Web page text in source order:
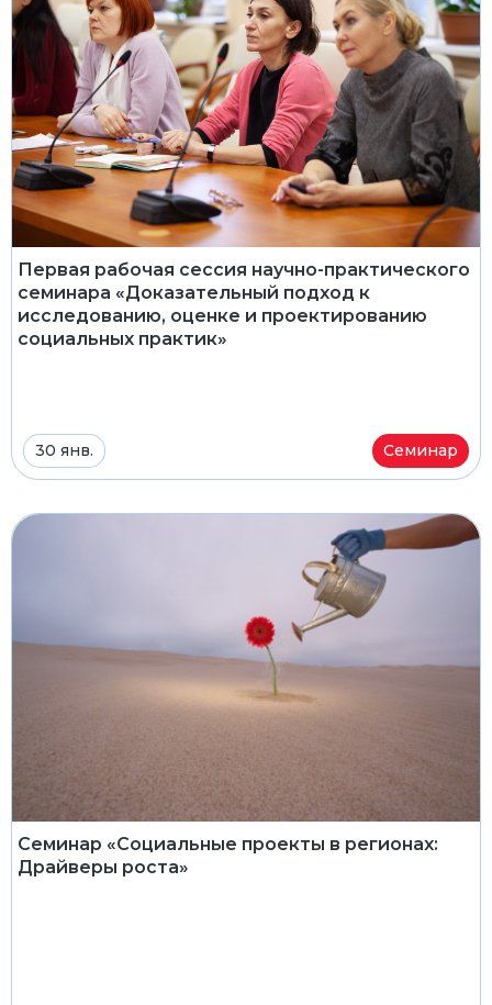
Первая рабочая сессия научно-практического
семинара «Доказательный подход к
исследованию, оценке и проектированию
социальных практик»
30 янв. Семинар
Семинар «Социальные проекты в регионах:
Драйверы роста»